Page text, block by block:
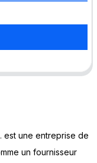
est une entreprise de
un fournisseur